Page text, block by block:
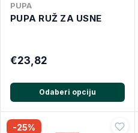
PUPA
PUPA RUŽ ZA USNE
€23,82
Odaberi opciju
-25%